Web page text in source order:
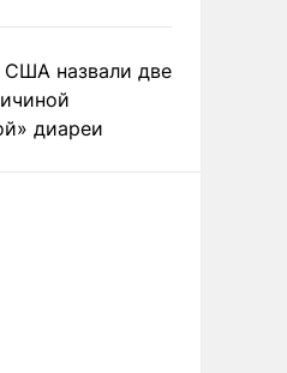
США назвали две
диареи